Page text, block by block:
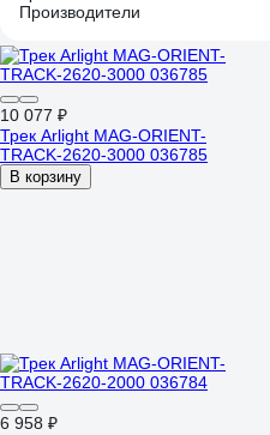
Производители
10 077 ₽
Трек Arlight MAG-ORIENT-
TRACK-2620-3000 036785
В корзину
6 958 ₽